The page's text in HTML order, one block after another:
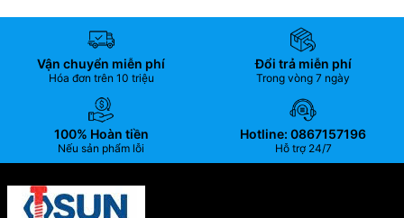
Vận chuyển miễn phí
Hóa đơn trên 10 triệu
Đổi trả miễn phí
Trong vòng 7 ngày
100% Hoàn tiền
Nếu sản phẩm lỗi
Hotline: 0867157196
Hỗ trợ 24/7